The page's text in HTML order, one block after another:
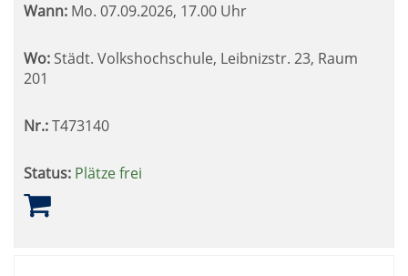
Wann: Mo. 07.09.2026, 17.00 Uhr
Wo: Städt. Volkshochschule, Leibnizstr. 23, Raum
201
Nr.:T473140
Status: Plätze frei